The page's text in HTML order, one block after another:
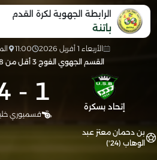
الرابطة الجهوية لكرة القدم
باتنة
الأربعاء 1 أفريل 2026 11:00
القسم الجهوي الفوج 3 أقل من 18 سنة
إتحاد بسكرة 1
-
قسميوري
بن دحمان معتز عبد
الوهاب (24')